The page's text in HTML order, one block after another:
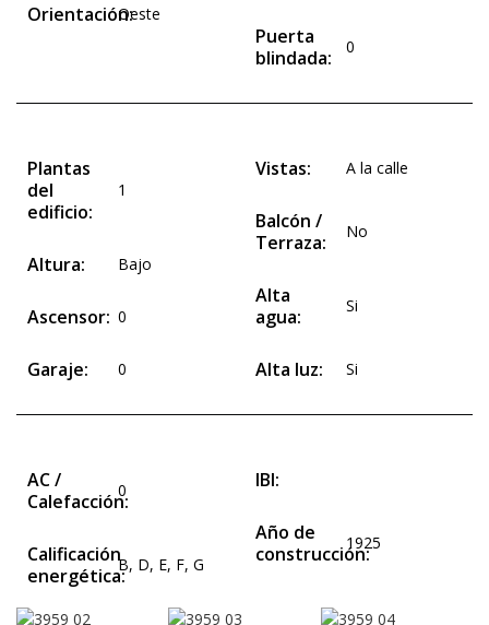
Orientación:Oeste
Puerta
blindada:
0
Plantas
del
edificio:
1
Altura: Bajo
Ascensor: 0
Garaje: 0
Vistas: A la calle
Balcón /
Terraza:
No
Alta
agua:
Si
Alta luz: Si
AC /
Calefacción:
0
Calificación
energética:
B, D, E, F, G
IBI:
Año de
construcción:
1925